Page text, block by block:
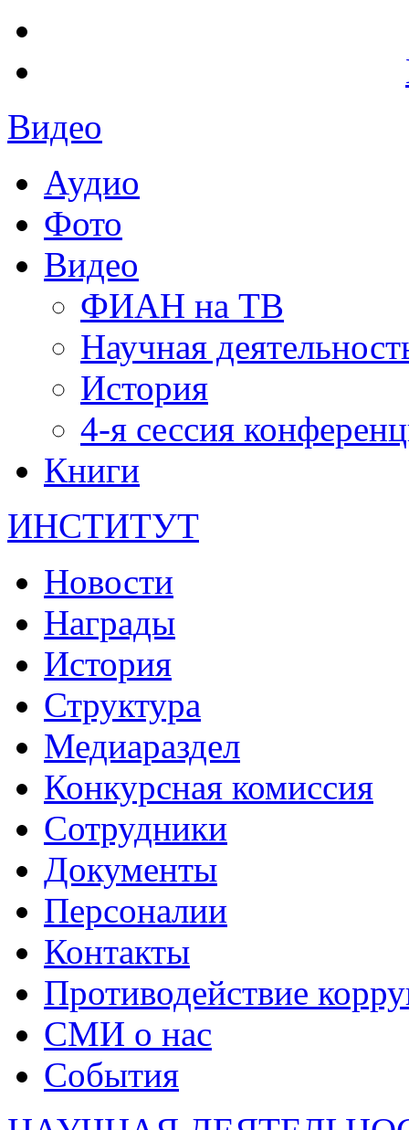
Видео
Аудио
Фото
Видео
ФИАН на ТВ
Научная
История
4-я сессия
Книги
ИНСТИТУТ
Новости
Награды
История
Структура
Медиараздел
Конкурсная комиссия
Сотрудники
Документы
Персоналии
Контакты
Противодействие
СМИ о нас
События